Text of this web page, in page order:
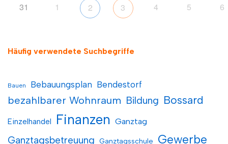
31 1 2 3 4 5 6
Häufig verwendete Suchbegriffe
Bauen Bebauungsplan Bendestorf
bezahlbarer Wohnraum Bildung Bossard
Einzelhandel Finanzen Ganztag
Ganztagsbetreuung Ganztagsschule Gewerbe